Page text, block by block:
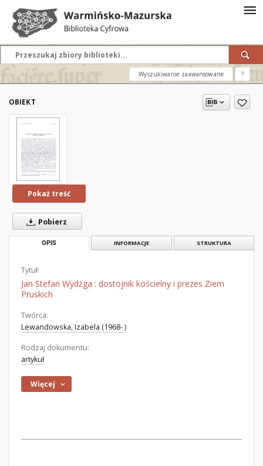
Wyszukiwanie zaawansowane ?
OBIEKT
Pokaż treść
Pobierz
OPIS INFORMACJE STRUKTURA
Tytuł:
Jan Stefan Wydżga : dostojnik kościelny i prezes Ziem
Pruskich
Twórca:
Lewandowska, Izabela (1968- )
Rodzaj dokumentu:
artykuł
Więcej